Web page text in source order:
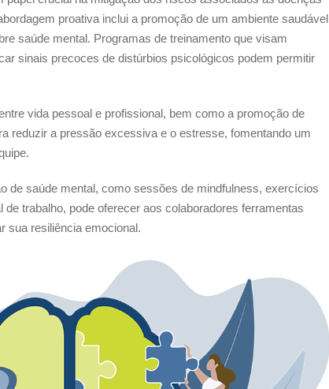
proativa inclui a promoção de um ambiente saudável
saúde mental. Programas de treinamento que visam
sinais precoces de distúrbios psicológicos podem permitir
vida pessoal e profissional, bem como a promoção de
reduzir a pressão excessiva e o estresse, fomentando um
de saúde mental, como sessões de mindfulness, exercícios
trabalho, pode oferecer aos colaboradores ferramentas
sua resiliência emocional.